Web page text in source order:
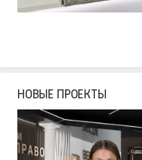
НОВЫЕ ПРОЕКТЫ